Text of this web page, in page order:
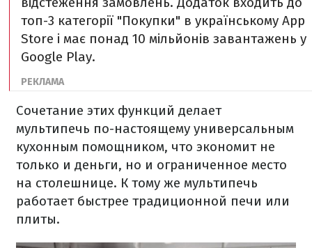
топ-3 категорії "Покупки" в українському App
Store і має понад 10 мільйонів завантажень у
Google Play.
Сочетание этих функций делает
мультипечь по-настоящему универсальным
кухонным помощником, что экономит не
только и деньги, но и ограниченное место
на столешнице. К тому же мультипечь
работает быстрее традиционной печи или
плиты.